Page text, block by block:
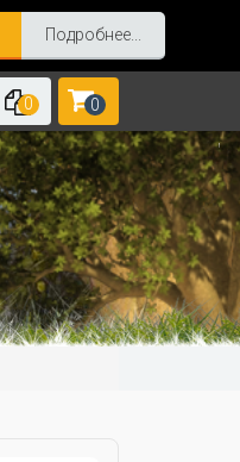
Подробнее...
0 0